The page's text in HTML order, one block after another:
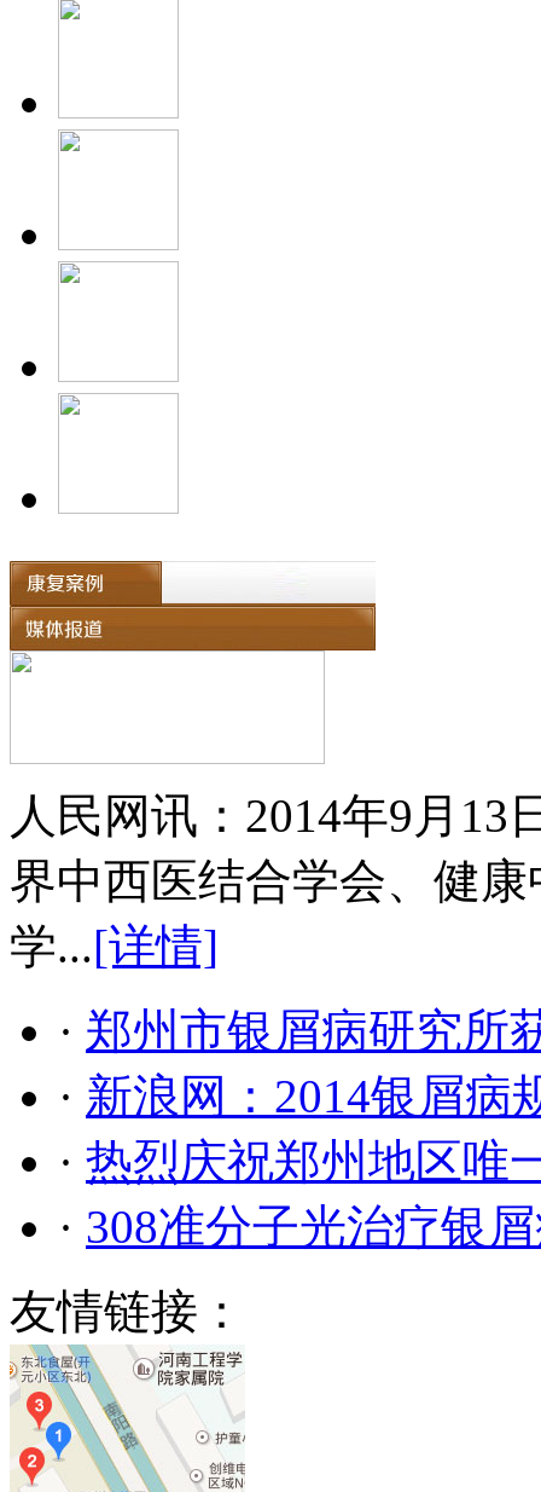
人民网讯：2014年9月
界中西医结合学会、健
学...[详情]
· 郑州市银屑病研究所
· 新浪网：2014银屑病
· 热烈庆祝郑州地区唯
· 308准分子光治疗银
友情链接：